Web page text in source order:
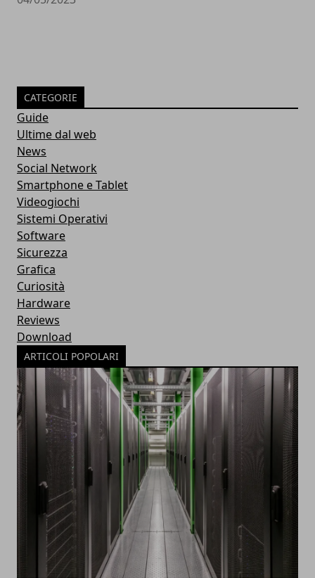
CATEGORIE
Guide
Ultime dal web
News
Social Network
Smartphone e Tablet
Videogiochi
Sistemi Operativi
Software
Sicurezza
Grafica
Curiosità
Hardware
Reviews
Download
ARTICOLI POPOLARI